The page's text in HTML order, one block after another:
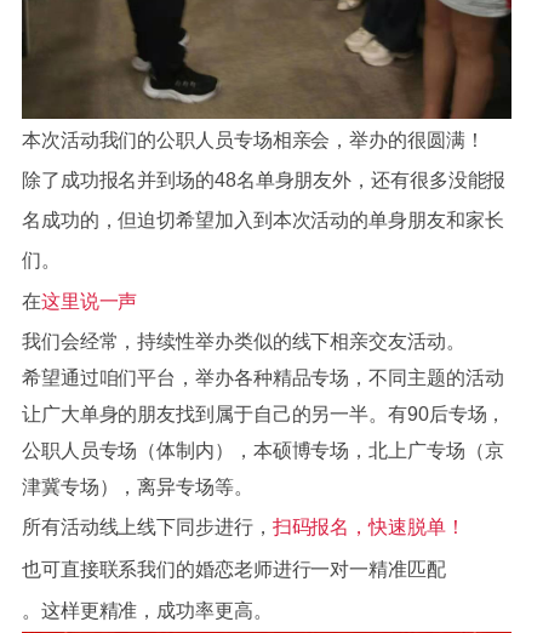
本次活动我们的公职人员专场相亲会，举办的很圆满！
除了成功报名并到场的48名单身朋友外，还有很多没能报
名成功的，但迫切希望加入到本次活动的单身朋友和家长
们。
在这里说一声
我们会经常，持续性举办类似的线下相亲交友活动。
希望通过咱们平台，举办各种精品专场，不同主题的活动
让广大单身的朋友找到属于自己的另一半。有90后专场，
公职人员专场（体制内），本硕博专场，北上广专场（京
津冀专场），离异专场等。
所有活动线上线下同步进行， 扫码报名，快速脱单！
也可直接联系我们的婚恋老师进行一对一精准匹配
。这样更精准，成功率更高。